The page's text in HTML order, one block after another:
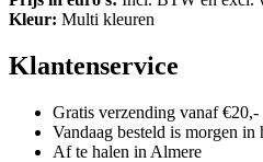
Kleur: Multi kleuren
Klantenservice
Gratis verzending vanaf €20,-
Vandaag besteld is morgen in
Af te halen in Almere